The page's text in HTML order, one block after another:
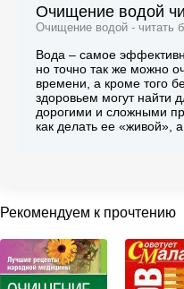
Очищение водой
Очищение водой - читать
Вода – самое
но точно так же можно
времени, а кроме того
здоровьем могут найти
дорогими и сложными
как делать ее «живой»,
Рекомендуем к прочтению